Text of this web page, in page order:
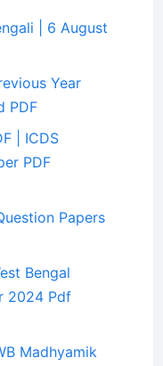
| 6 August
Year
PDF
| ICDS
PDF
Papers
Bengal
2024 Pdf
Madhyamik